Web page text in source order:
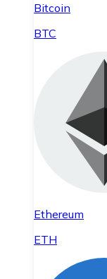
Bitcoin
BTC
Ethereum
ETH